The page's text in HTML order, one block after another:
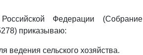
Федерации (Собрание
приказываю:
ведения сельского хозяйства.